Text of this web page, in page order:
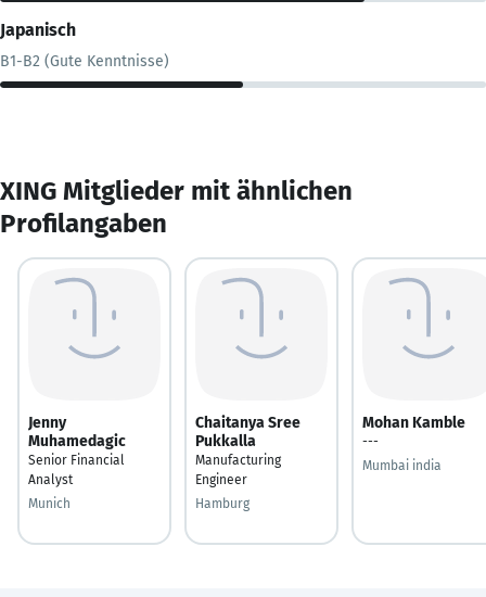
Japanisch
B1-B2 (Gute Kenntnisse)
XING Mitglieder mit ähnlichen
Profilangaben
Jenny
Muhamedagic
Senior Financial
Analyst
Munich
Chaitanya Sree
Pukkalla
Manufacturing
Engineer
Hamburg
Mohan Kamble
---
Mumbai india